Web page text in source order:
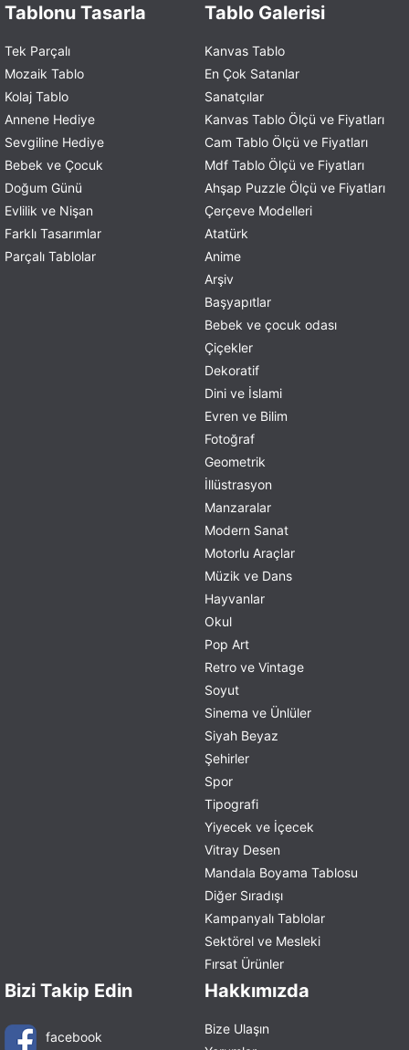
Tablonu Tasarla
Tek Parçalı
Mozaik Tablo
Kolaj Tablo
Annene Hediye
Sevgiline Hediye
Bebek ve Çocuk
Doğum Günü
Evlilik ve Nişan
Farklı Tasarımlar
Parçalı Tablolar
Tablo Galerisi
Kanvas Tablo
En Çok Satanlar
Sanatçılar
Kanvas Tablo Ölçü ve Fiyatları
Cam Tablo Ölçü ve Fiyatları
Mdf Tablo Ölçü ve Fiyatları
Ahşap Puzzle Ölçü ve Fiyatları
Çerçeve Modelleri
Atatürk
Anime
Arşiv
Başyapıtlar
Bebek ve çocuk odası
Çiçekler
Dekoratif
Dini ve İslami
Evren ve Bilim
Fotoğraf
Geometrik
İllüstrasyon
Manzaralar
Modern Sanat
Motorlu Araçlar
Müzik ve Dans
Hayvanlar
Okul
Pop Art
Retro ve Vintage
Soyut
Sinema ve Ünlüler
Siyah Beyaz
Şehirler
Spor
Tipografi
Yiyecek ve İçecek
Vitray Desen
Mandala Boyama Tablosu
Diğer Sıradışı
Kampanyalı Tablolar
Sektörel ve Mesleki
Fırsat Ürünler
Bizi Takip Edin
facebook
Hakkımızda
Bize Ulaşın